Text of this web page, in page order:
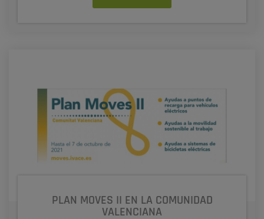
PLAN MOVES II EN LA COMUNIDAD
VALENCIANA